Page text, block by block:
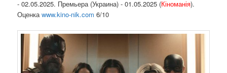
- 02.05.2025. Премьера (Украина) - 01.05.2025 (Кіноманія).
Оценкаwww.kino-nik.com 6/10